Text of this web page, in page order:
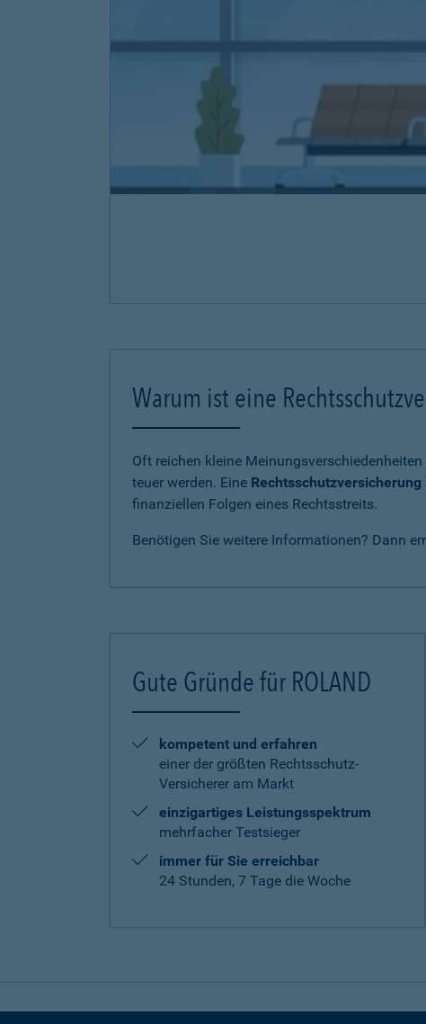
Warum ist eine
Oft reichen kleine
teuer werden. Eine Rechtsschutzversicherung
finanziellen Folgen eines Rechtsstreits.
Benötigen Sie weitere Informationen? Dann
Gute Gründe für ROLAND
kompetent und erfahren
einer der größten Rechtsschutz-
Versicherer am Markt
einzigartiges Leistungsspektrum
mehrfacher Testsieger
immer für Sie erreichbar
24 Stunden, 7 Tage die Woche